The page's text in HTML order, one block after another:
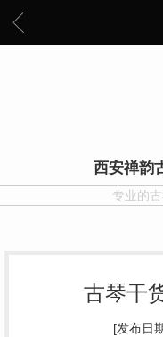
西安禅韵
专业的
古琴干
[发布日